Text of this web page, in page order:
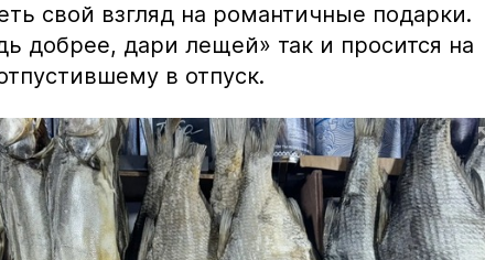
свой взгляд на романтичные подарки.
добрее, дари лещей» так и просится на
в отпуск.